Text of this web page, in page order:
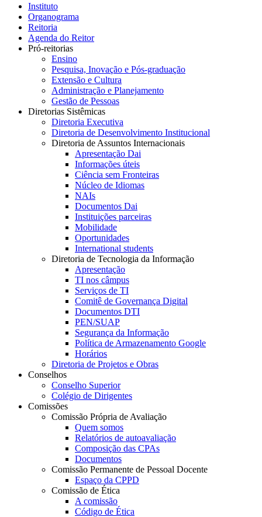
Instituto
Organograma
Reitoria
Agenda do Reitor
Pró-reitorias
Ensino
Pesquisa, Inovação e Pós-graduação
Extensão e Cultura
Administração e Planejamento
Gestão de Pessoas
Diretorias Sistêmicas
Diretoria Executiva
Diretoria de Desenvolvimento Institucional
Diretoria de Assuntos Internacionais
Apresentação Dai
Informações úteis
Ciência sem Fronteiras
Núcleo de Idiomas
NAIs
Documentos Dai
Instituições parceiras
Mobilidade
Oportunidades
International students
Diretoria de Tecnologia da Informação
Apresentação
TI nos câmpus
Serviços de TI
Comitê de Governança Digital
Documentos DTI
PEN/SUAP
Segurança da Informação
Política de Armazenamento Google
Horários
Diretoria de Projetos e Obras
Conselhos
Conselho Superior
Colégio de Dirigentes
Comissões
Comissão Própria de Avaliação
Quem somos
Relatórios de autoavaliação
Composição das CPAs
Documentos
Comissão Permanente de Pessoal Docente
Espaço da CPPD
Comissão de Ética
A comissão
Código de Ética